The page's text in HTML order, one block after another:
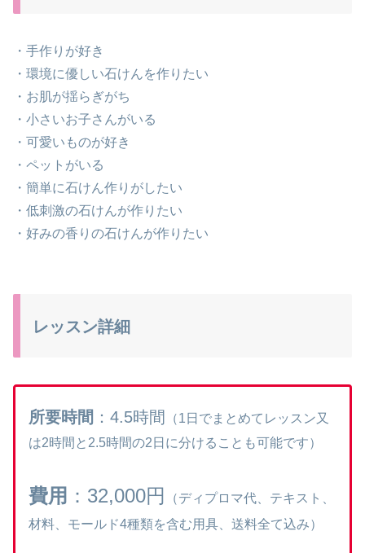
・手作りが好き
・環境に優しい石けんを作りたい
・お肌が揺らぎがち
・小さいお子さんがいる
・可愛いものが好き
・ペットがいる
・簡単に石けん作りがしたい
・低刺激の石けんが作りたい
・好みの香りの石けんが作りたい
レッスン詳細
所要時間 ：4.5時間
（1日でまとめてレッスン又
は2時間と2.5時間の2日に分けることも可能です）
費用 ：32,000円
（ディプロマ代、テキスト、
材料、モールド4種類を含む用具、送料全て込み）